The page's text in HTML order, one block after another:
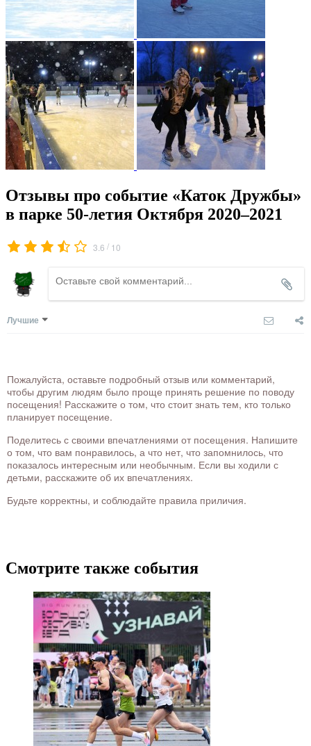
Отзывы про событие «Каток Дружбы»
в парке 50-летия Октября 2020–2021
3.6 / 10
Лучшие
Пожалуйста, оставьте подробный отзыв или комментарий,
чтобы другим людям было проще принять решение по поводу
посещения! Расскажите о том, что стоит знать тем, кто только
планирует посещение.
Поделитесь с своими впечатлениями от посещения. Напишите
о том, что вам понравилось, а что нет, что запомнилось, что
показалось интересным или необычным. Если вы ходили с
детьми, расскажите об их впечатлениях.
Будьте корректны, и соблюдайте правила приличия.
Смотрите также события